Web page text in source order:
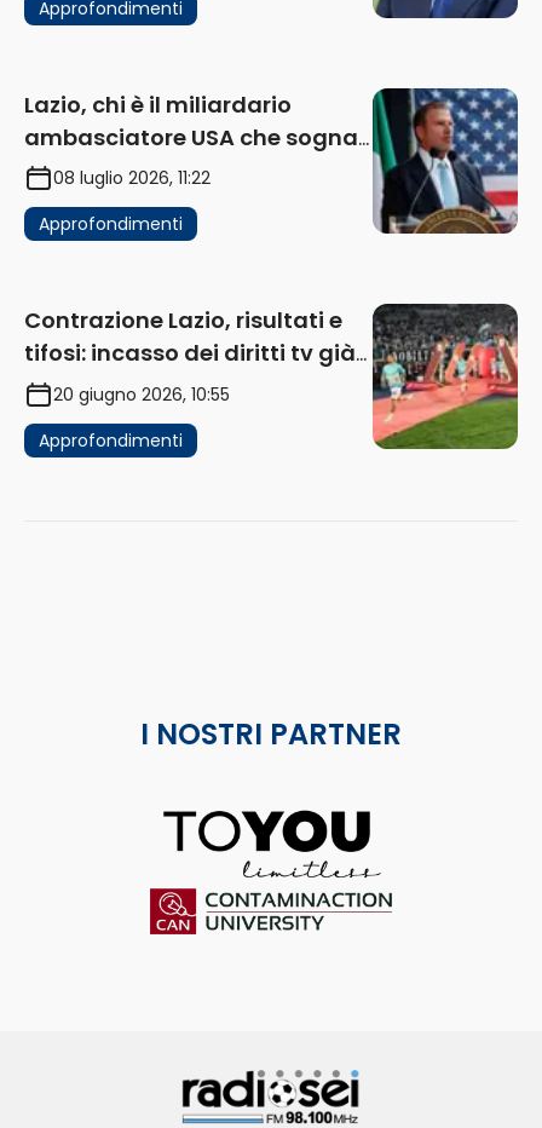
Approfondimenti
Lazio, chi è il miliardario
ambasciatore USA che sogna
di acquistare un club in Italia
08 luglio 2026, 11:22
Approfondimenti
Contrazione Lazio, risultati e
tifosi: incasso dei diritti tv già
in flessione
20 giugno 2026, 10:55
Approfondimenti
I NOSTRI PARTNER
ToYou